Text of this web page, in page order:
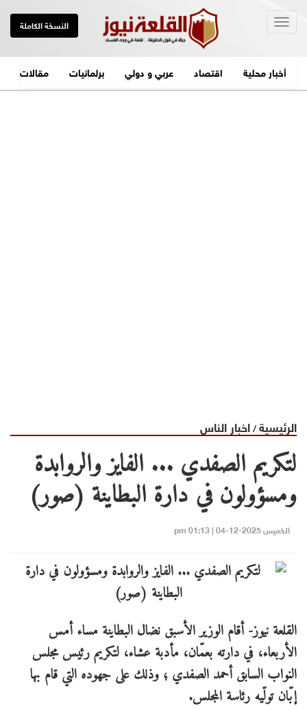
النسخة الكاملة
أخبار محلية اقتصاد عربي و دولي برلمانيات مقالات
الرئيسية/اخبار الناس
لتكريم الصفدي ... الفايز والروابدة
ومسؤولون في دارة البطاينة (صور)
الخميس 2025-12-04 | 01:13 pm
القلعة نيوز- أقام الوزير الأسبق نضال البطاينة مساء أمس
الأربعاء، في دارته بعمّان، مأدبة عشاء، لتكريم رئيس مجلس
النواب السابق أحمد الصفدي ؛ وذلك على جهوده التي قام بها
إبّان تولّيه رئاسة المجلس.